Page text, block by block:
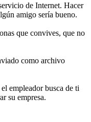
de Internet. Hacer
amigo sería bueno.
que convives, que no
como archivo
empleador busca de ti
su empresa.